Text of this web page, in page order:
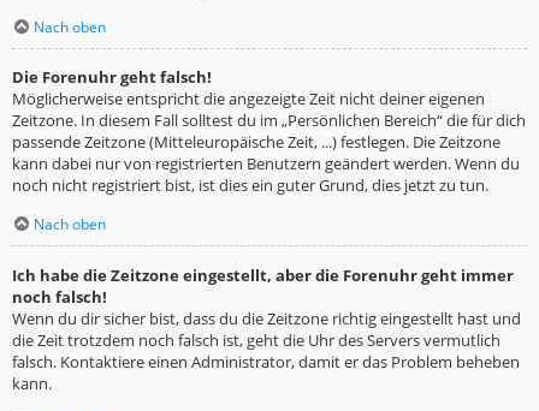
Nach oben
Die Forenuhr geht falsch!
Möglicherweise entspricht die angezeigte Zeit nicht deiner eigenen
Zeitzone. In diesem Fall solltest du im „Persönlichen Bereich“ die für dich
passende Zeitzone (Mitteleuropäische Zeit, ...) festlegen. Die Zeitzone
kann dabei nur von registrierten Benutzern geändert werden. Wenn du
noch nicht registriert bist, ist dies ein guter Grund, dies jetzt zu tun.
Nach oben
Ich habe die Zeitzone eingestellt, aber die Forenuhr geht immer
noch falsch!
Wenn du dir sicher bist, dass du die Zeitzone richtig eingestellt hast und
die Zeit trotzdem noch falsch ist, geht die Uhr des Servers vermutlich
falsch. Kontaktiere einen Administrator, damit er das Problem beheben
kann.